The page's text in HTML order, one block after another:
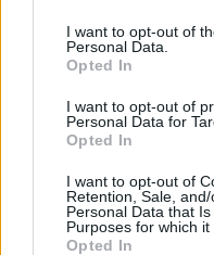
cualquier momento
visitando nuestra política
I want to opt-out of
Personal Data.
Opted In
I want to opt-out of
Personal Data for
Opted In
I want to opt-out of
Retention, Sale,
Personal Data that
Purposes for which it
Opted In